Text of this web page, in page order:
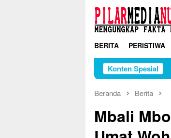
Loncat
konten
BERITA PERISTIWA
Konten Spesial
Beranda Berita
Mbali